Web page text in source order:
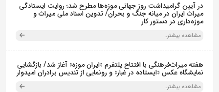
در آیین گرامیداشت روز جهانی موزه‌ها مطرح شد؛ روایت ایستادگی
میراث ایران در میانه جنگ و بحران/ تدوین اسناد ملی میراث و
موزه‌داری در دستور کار
مشاهده بیشتر..
هفته میراث‌فرهنگی با افتتاح پلتفرم «ایران موزه» آغاز شد/ بازگشایی
نمایشگاه عکس «ایستاده در غبار» و رونمایی از تندیس برادران امیدوار
مشاهده بیشتر..